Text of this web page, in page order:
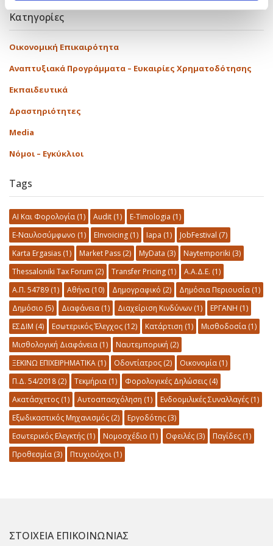
Κατηγορίες
Οικονομική Επικαιρότητα
Αναπτυξιακά Προγράμματα – Ευκαιρίες Χρηματοδότησης
Εκπαιδευτικά
Δραστηριότητες
Media
Νόμοι – Εγκύκλιοι
Tags
AI Και Φορολογία (1) Audit (1) E-Timologia (1)
E-Ναυλοσύμφωνο (1) EInvoicing (1) Iapa (1) JobFestival (7)
Karta Ergasias (1) Market Pass (2) MyData (3) Naytemporiki (3)
Thessaloniki Tax Forum (2) Transfer Pricing (1) Α.Α.Δ.Ε. (1)
Α.Π. 54789 (1) Αθήνα (10) Δημογραφικό (2) Δημόσια Περιουσία (1)
Δημόσιο (5) Διαφάνεια (1) Διαχείριση Κινδύνων (1) ΕΡΓΑΝΗ (1)
ΕΣΔΙΜ (4) Εσωτερικός Έλεγχος (12) Κατάρτιση (1) Μισθοδοσία (1)
Μισθολογική Διαφάνεια (1) Ναυτεμπορική (2)
ΞΕΚΙΝΩ ΕΠΙΧΕΙΡΗΜΑΤΙΚΑ (1) Οδοντίατρος (2) Οικονομία (1)
Π.Δ. 54/2018 (2) Τεκμήρια (1) Φορολογικές Δηλώσεις (4)
Ακατάσχετος (1) Αυτοαπασχόληση (1) Ενδοομιλικές Συναλλαγές (1)
Εξωδικαστικός Μηχανισμός (2) Εργοδότης (3)
Εσωτερικός Ελεγκτής (1) Νομοσχέδιο (1) Οφειλές (3) Παγίδες (1)
Προθεσμία (3) Πτυχιούχοι (1)
ΣΤΟΙΧΕΙΑ ΕΠΙΚΟΙΝΩΝΙΑΣ